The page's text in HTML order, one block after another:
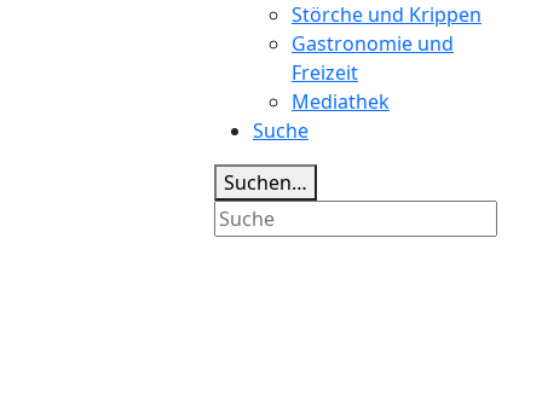
Störche und Krippen
Gastronomie und
Freizeit
Mediathek
Suche
Suchen…